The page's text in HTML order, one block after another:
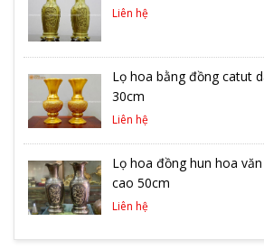
Liên hệ
Lọ hoa bằng đồng catut
30cm
Liên hệ
Lọ hoa đồng hun hoa
cao 50cm
Liên hệ